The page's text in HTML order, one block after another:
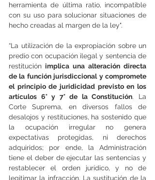
herramienta de última ratio, incompatible
con su uso para solucionar situaciones de
hecho creadas al margen de la ley".
“La utilización de la expropiación sobre un
predio con ocupación ilegal y sentencia de
restitución implica una alteración directa
de la función jurisdiccional y compromete
el principio de juridicidad previsto en los
artículos 6° y 7° de la Constitución. La
Corte Suprema, en diversos fallos de
desalojos y restituciones, ha sostenido que
la ocupación irregular no genera
expectativas protegidas, ni derechos
adquiridos; por ende, la Administración
tiene el deber de ejecutar las sentencias y
restablecer el orden jurídico, y no de
legitimar la infracción. La sustitución de la